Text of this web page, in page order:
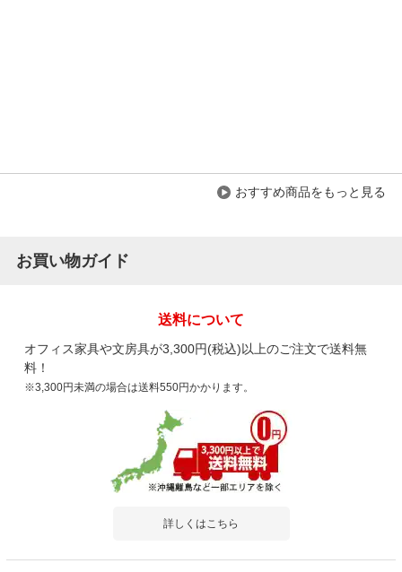
おすすめ商品をもっと見る
お買い物ガイド
送料について
オフィス家具や文房具が3,300円(税込)以上のご注文で送料無
料！
※3,300円未満の場合は送料550円かかります。
詳しくはこちら